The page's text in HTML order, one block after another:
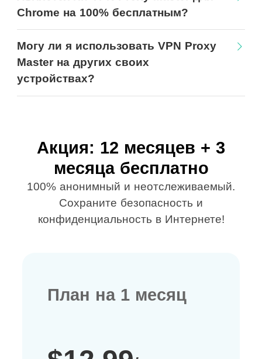
Chrome на 100% бесплатным?
Могу ли я использовать VPN Proxy
Master на других своих
устройствах?
Акция: 12 месяцев + 3
месяца бесплатно
100% анонимный и неотслеживаемый.
Сохраните безопасность и
конфиденциальность в Интернете!
План на 1 месяц